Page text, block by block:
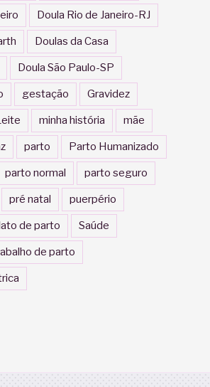
Doula Rio de Janeiro-RJ
Doulas da Casa
Doula São Paulo-SP
gestação Gravidez
minha história mãe
parto Parto Humanizado
parto normal parto seguro
pré natal puerpério
de parto Saúde
de parto